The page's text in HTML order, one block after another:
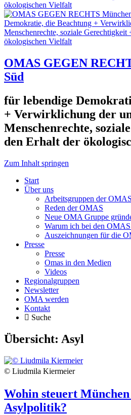
OMAS GEGEN
Süd
für lebendige
+ Verwirklichung der
Menschenrechte,
den Erhalt der
Zum Inhalt springen
Start
Über uns
Arbeitsgruppen der OMAS
Reden der OMAS
Neue OMA Gruppe
Warum ich bei den
Auszeichnungen für die
Presse
Presse
Omas in den Medien
Videos
Regionalgruppen
Newsletter
OMA werden
Kontakt
Suche
Übersicht: Asyl
© Liudmila Kiermeier
Wohin steuert
Asylpolitik?